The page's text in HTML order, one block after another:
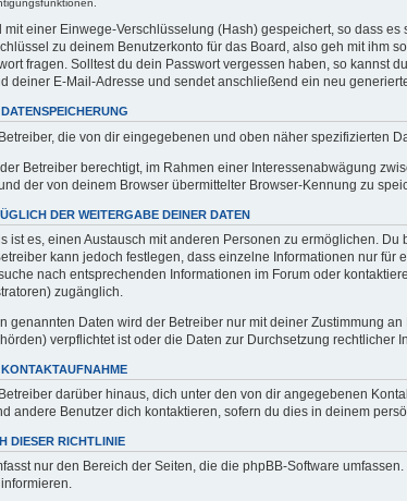
mit einer Einwege-Verschlüsselung (Hash) gespeichert, so dass
zu deinem Benutzerkonto für das Board, also geh mit ihm
fragen. Solltest du dein Passwort vergessen haben, so kannst
deiner E-Mail-Adresse und sendet anschließend ein neu
die von dir eingegebenen und oben näher spezifizierten
Betreiber berechtigt, im Rahmen einer Interessenabwägung
der von deinem Browser übermittelter Browser-Kennung zu
DER WEITERGABE DEINER DATEN
ist es, einen Austausch mit anderen Personen zu ermöglichen.
kann jedoch festlegen, dass einzelne Informationen nur
nach entsprechenden Informationen im Forum oder
zugänglich.
genannten Daten wird der Betreiber nur mit deiner Zustimmung
verpflichtet ist oder die Daten zur Durchsetzung rechtlicher
darüber hinaus, dich unter den von dir angegebenen
andere Benutzer dich kontaktieren, sofern du dies in deinem
DIESER RICHTLINIE
nur den Bereich der Seiten, die die phpBB-Software